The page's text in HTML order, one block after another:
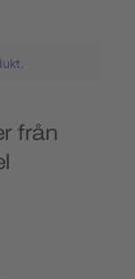
från